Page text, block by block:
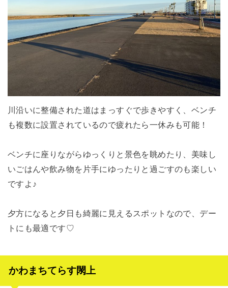
川沿いに整備された道はまっすぐで歩きやすく、ベンチ
も複数に設置されているので疲れたら一休みも可能！
ベンチに座りながらゆっくりと景色を眺めたり、美味し
いごはんや飲み物を片手にゆったりと過ごすのも楽しい
ですよ♪
夕方になると夕日も綺麗に見えるスポットなので、デー
トにも最適です♡
かわまちてらす閖上